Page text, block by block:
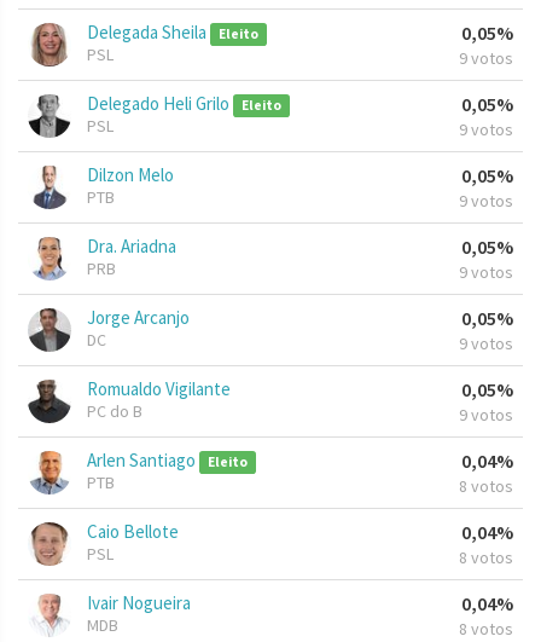
Delegada Sheila Eleito
PSL
0,05%
9 votos
Delegado Heli Grilo Eleito
PSL
0,05%
9 votos
Dilzon Melo
PTB
0,05%
9 votos
Dra. Ariadna
PRB
0,05%
9 votos
Jorge Arcanjo
DC
0,05%
9 votos
Romualdo Vigilante
PC do B
0,05%
9 votos
Arlen Santiago Eleito
PTB
0,04%
8 votos
Caio Bellote
PSL
0,04%
8 votos
Ivair Nogueira
MDB
0,04%
8 votos